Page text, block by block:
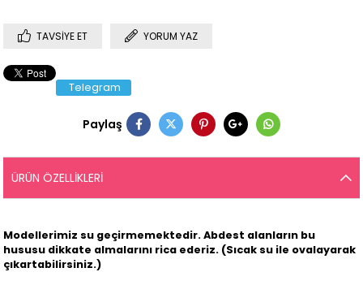
TAVSIYE ET YORUM YAZ
Telegram
Paylaş
ÜRÜN ÖZELLIKLERI
Modellerimiz su geçirmemektedir. Abdest alanların bu
hususu dikkate almalarını rica ederiz. (Sıcak su ile ovalayarak
çıkartabilirsiniz.)